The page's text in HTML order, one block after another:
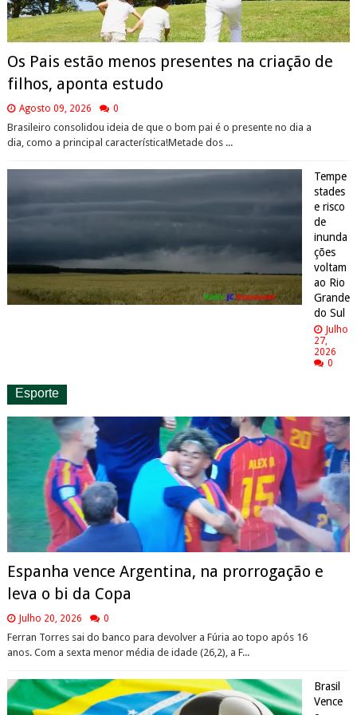
Os Pais estão menos presentes na criação de
filhos, aponta estudo
Agosto 09, 2026 0
Brasileiro consolidou ideia de que o bom pai é o presente no dia a
dia, como a principal característica!Metade dos ...
Tempe
stades
e risco
de
inunda
ções
voltam
ao Rio
Grande
do Sul
Julho
27,
2026
0
Esporte
Espanha vence Argentina, na prorrogação e
leva o bi da Copa
Julho 20, 2026 0
Ferran Torres sai do banco para devolver a Fúria ao topo após 16
anos. Com a sexta menor média de idade (26,2), a F...
Brasil
Vence